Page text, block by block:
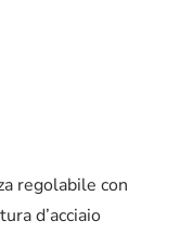
regolabile con
d’acciaio